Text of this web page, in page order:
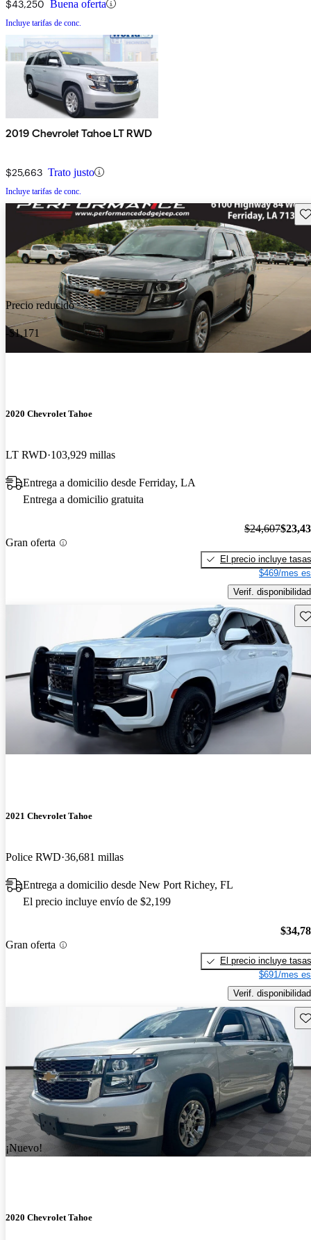
$43,250 Buena oferta
Incluye tarifas de conc.
2019 Chevrolet Tahoe LT RWD
$25,663 Trato justo
Incluye tarifas de conc.
Precio reducido
-$1,171
2020 Chevrolet Tahoe
LT RWD 103,929 millas
Entrega a domicilio desde Ferriday, LA
Entrega a domicilio gratuita
Gran oferta
$24,607
El precio incluye tasas
$469/mes
Verif. disponibilidad
2021 Chevrolet Tahoe
Police RWD 36,681 millas
Entrega a domicilio desde New Port Richey, FL
El precio incluye envío de $2,199
Gran oferta
El precio incluye tasas
$691/mes
Verif. disponibilidad
¡Nuevo!
2020 Chevrolet Tahoe